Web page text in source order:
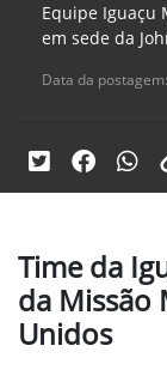
Equipe Iguaçu
em sede da
Data da
Time da
da Missão
Unidos